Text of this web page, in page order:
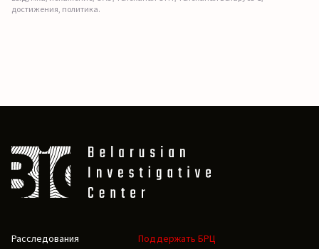
достижения, политика.
Расследования
Поддержать БРЦ